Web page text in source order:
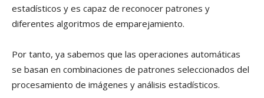
estadísticos y es capaz de reconocer patrones y
diferentes algoritmos de emparejamiento.
Por tanto, ya sabemos que las operaciones automáticas
se basan en combinaciones de patrones seleccionados del
procesamiento de imágenes y análisis estadísticos.